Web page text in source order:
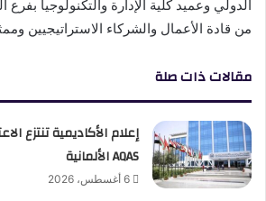
الدولي وعميد كلية الإدارة والتكنولوجيا
من قادة الأعمال والشركاء الاستراتيجيين
مقالات ذات صلة
إعلام الأكاديمية تنتزع
AQAS الألمانية
6 أغسطس، 2026